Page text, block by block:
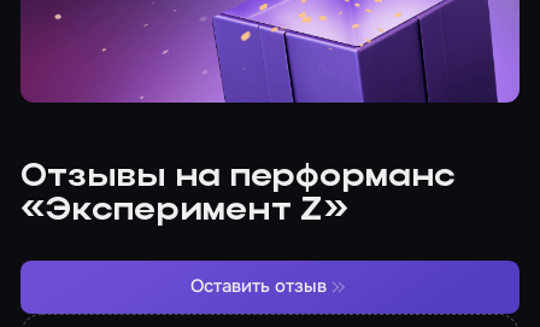
Отзывы на перформанс
«Эксперимент Z»
Оставить отзыв